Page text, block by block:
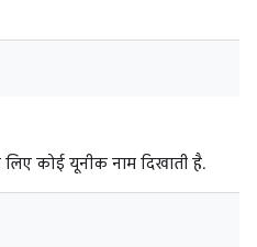
कोई यूनीक नाम दिखाती है.